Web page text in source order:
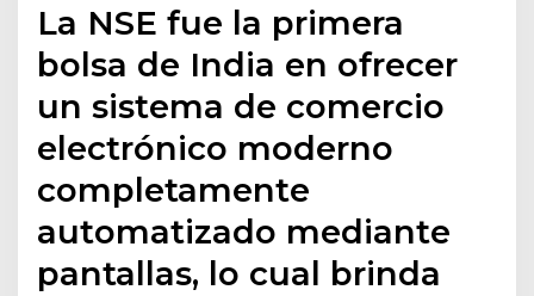
La NSE fue la primera
bolsa de India en ofrecer
un sistema de comercio
electrónico moderno
completamente
automatizado mediante
pantallas, lo cual brinda